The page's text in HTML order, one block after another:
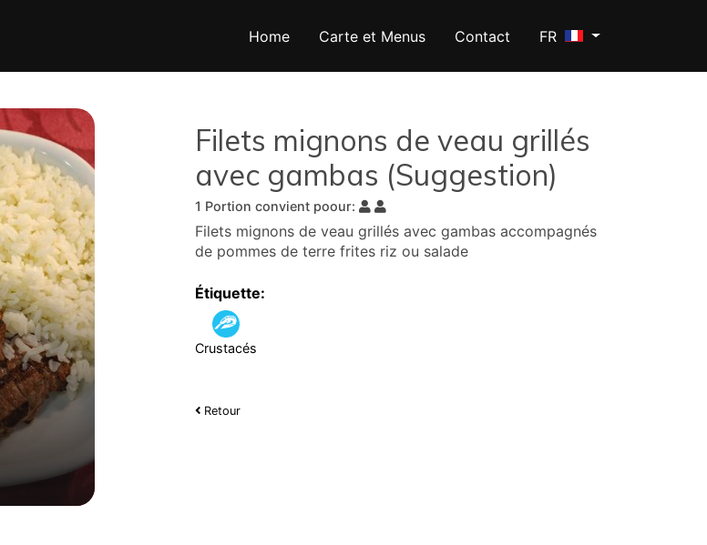
Home Carte et Menus Contact FR
Filets mignons de veau grillés
avec gambas (Suggestion)
1 Portion convient poour:
Filets mignons de veau grillés avec gambas accompagnés
de pommes de terre frites riz ou salade
Étiquette:
Crustacés
Retour